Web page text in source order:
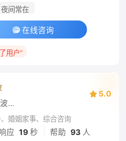
夜间常在
在线咨询
用户”
北京观韬（宁波）律师事务所
5.0
婚姻家事、综合咨询
应 19秒 帮助 93人